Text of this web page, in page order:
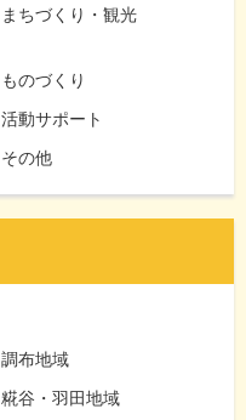
まちづくり・観光
ものづくり
活動サポート
その他
調布地域
糀谷・羽田地域